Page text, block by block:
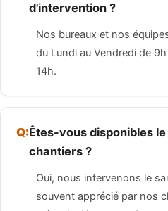
d'intervention ?
Nos bureaux et nos
du Lundi au Vendredi de
14h.
Êtes-vous disponibles
chantiers ?
Oui, nous intervenons le
souvent apprécié par nos